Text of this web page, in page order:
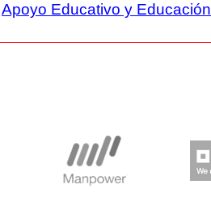
Apoyo Educativo y